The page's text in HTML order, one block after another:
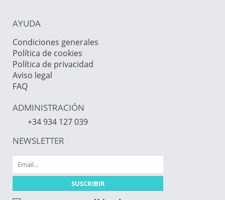
AYUDA
Condiciones generales
Política de cookies
Política de privacidad
Aviso legal
FAQ
ADMINISTRACIÓN
+34 934 127 039
NEWSLETTER